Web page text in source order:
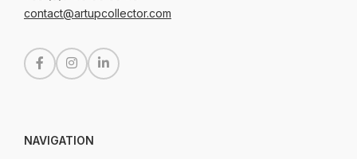
contact@artupcollector.com
NAVIGATION